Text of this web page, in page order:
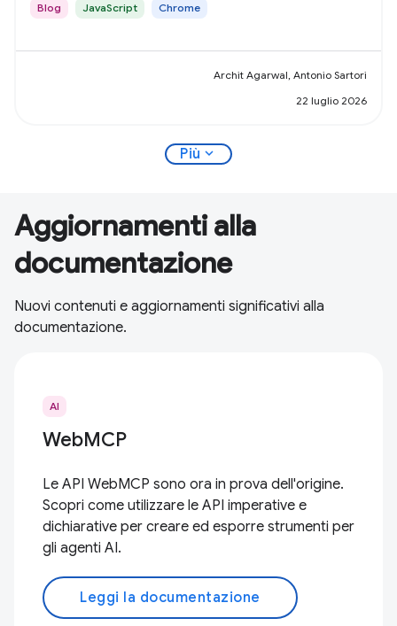
Blog JavaScript Chrome
Archit Agarwal, Antonio Sartori
22 luglio 2026
Più expand_more
Aggiornamenti alla
documentazione
Nuovi contenuti e aggiornamenti significativi alla
documentazione.
AI
WebMCP
Le API WebMCP sono ora in prova dell'origine.
Scopri come utilizzare le API imperative e
dichiarative per creare ed esporre strumenti per
gli agenti AI.
Leggi la documentazione